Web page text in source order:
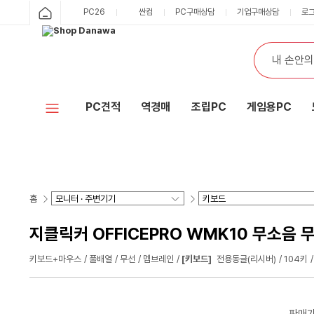
PC26 싼컴 PC구매상담 기업구매상담 로
PC견적 역경매 조립PC 게임용PC
홈
지클릭커 OFFICEPRO WMK10 무소음
키보드+마우스 풀배열 무선 멤브레인 [키보드] 전용동글(리시버) 104키